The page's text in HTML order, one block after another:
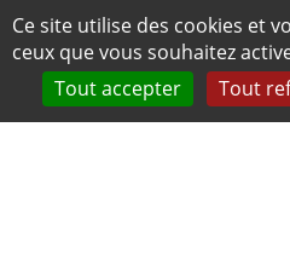
Panneau de gestion des cookies
Ce site utilise des cookies et
ceux que vous souhaitez
Tout accepter
Tout